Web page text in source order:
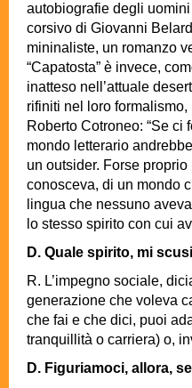
autobiografie degli
corsivo di Giovanni
mininaliste, un romanzo
“Capatosta” è invece,
inatteso nell’attuale
rifiniti nel loro
Roberto Cotroneo: “Se
mondo letterario
un outsider. Forse
conosceva, di un mondo
lingua che nessuno
lo stesso spirito con cui
D. Quale spirito, mi
R. L’impegno sociale,
generazione che voleva
che fai e che dici, puoi
tranquillità o carriera) o,
D. Figuriamoci, allora,